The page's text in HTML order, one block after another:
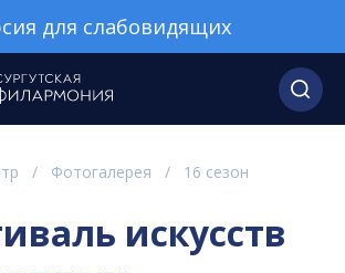
для слабовидящих
/ Фотогалерея / 16 сезон
искусств